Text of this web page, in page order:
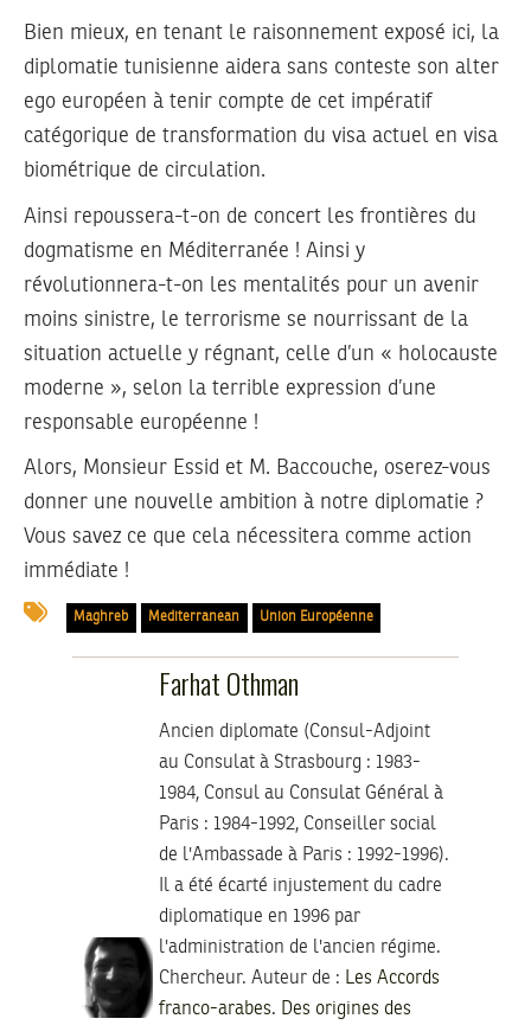
Bien mieux, en tenant le raisonnement exposé ici, la
diplomatie tunisienne aidera sans conteste son alter
ego européen à tenir compte de cet impératif
catégorique de transformation du visa actuel en visa
biométrique de circulation.
Ainsi repoussera-t-on de concert les frontières du
dogmatisme en Méditerranée ! Ainsi y
révolutionnera-t-on les mentalités pour un avenir
moins sinistre, le terrorisme se nourrissant de la
situation actuelle y régnant, celle d’un « holocauste
moderne », selon la terrible expression d’une
responsable européenne !
Alors, Monsieur Essid et M. Baccouche, oserez-vous
donner une nouvelle ambition à notre diplomatie ?
Vous savez ce que cela nécessitera comme action
immédiate !
Maghreb Mediterranean Union Européenne
Farhat Othman
Ancien diplomate (Consul-Adjoint
au Consulat à Strasbourg : 1983-
1984, Consul au Consulat Général à
Paris : 1984-1992, Conseiller social
de l'Ambassade à Paris : 1992-1996).
Il a été écarté injustement du cadre
diplomatique en 1996 par
l'administration de l'ancien régime.
Chercheur. Auteur de : Les Accords
franco-arabes. Des origines des